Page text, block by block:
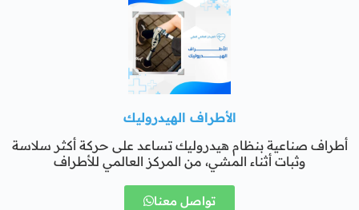
الأطراف الهيدروليك
أطراف صناعية بنظام هيدروليك تساعد على حركة أكثر سلاسة
وثبات أثناء المشي، من المركز العالمي للأطراف
تواصل معنا